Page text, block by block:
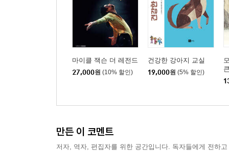
마이클 잭슨 더 레전드
27,000원 (10% 할인)
건강한 강아지 교실
19,000원 (5% 할인)
만든 이 코멘트
저자, 역자, 편집자를 위한 공간입니다. 독자들에게 전하